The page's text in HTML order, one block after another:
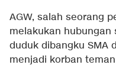
AGW, salah seorang
melakukan
duduk dibangku SMA
menjadi korban